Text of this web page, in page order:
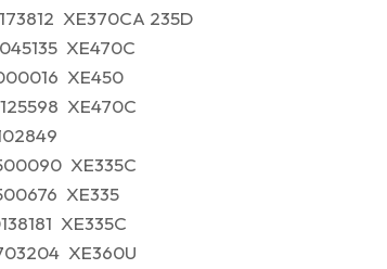
XE370CA 235D
XE470C
XE450
XE470C
XE335C
XE335
XE335C
XE360U